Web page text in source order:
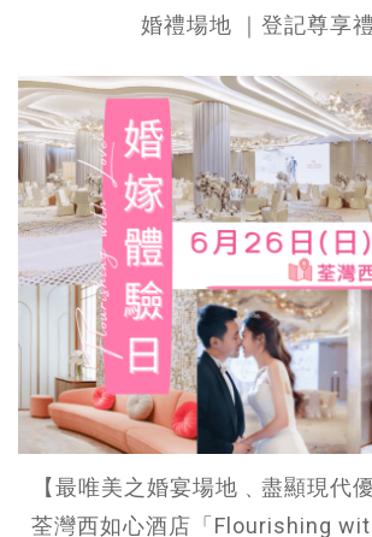
婚禮場地 ｜登記尊享
【最唯美之婚宴場地﹑盡顯現代
荃灣西如心酒店「Flourishing